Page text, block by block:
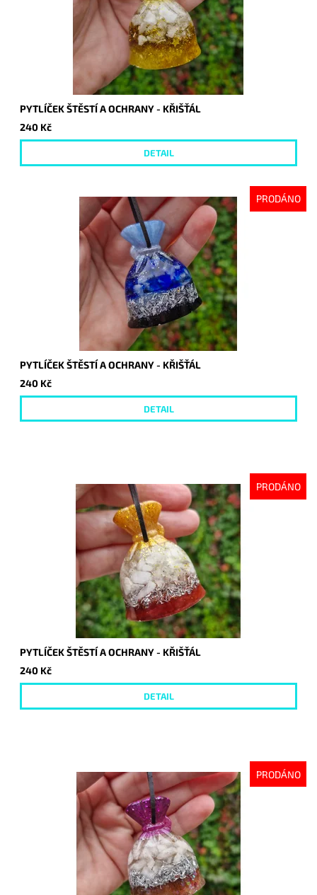
PYTLÍČEK ŠTĚSTÍ A OCHRANY - KŘIŠŤÁL
240 Kč
DETAIL
PRODÁNO
PYTLÍČEK ŠTĚSTÍ A OCHRANY - KŘIŠŤÁL
240 Kč
DETAIL
PRODÁNO
PYTLÍČEK ŠTĚSTÍ A OCHRANY - KŘIŠŤÁL
240 Kč
DETAIL
PRODÁNO